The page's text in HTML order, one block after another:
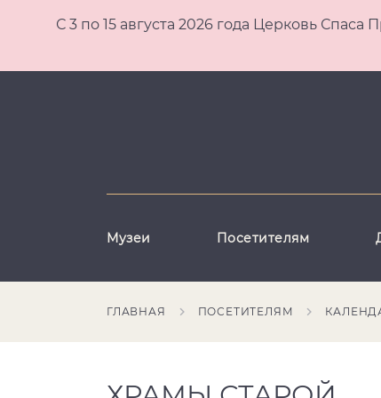
С 3 по 15 августа 2026 года Церковь
Музеи Посетителям
ГЛАВНАЯ ПОСЕТИТЕЛЯМ